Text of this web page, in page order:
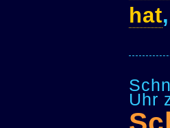
hat,
Uhr